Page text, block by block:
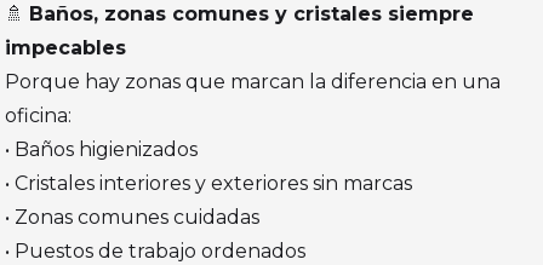
🚿 Baños, zonas comunes y cristales siempre
impecables
Porque hay zonas que marcan la diferencia en una
oficina:
• Baños higienizados
• Cristales interiores y exteriores sin marcas
• Zonas comunes cuidadas
• Puestos de trabajo ordenados